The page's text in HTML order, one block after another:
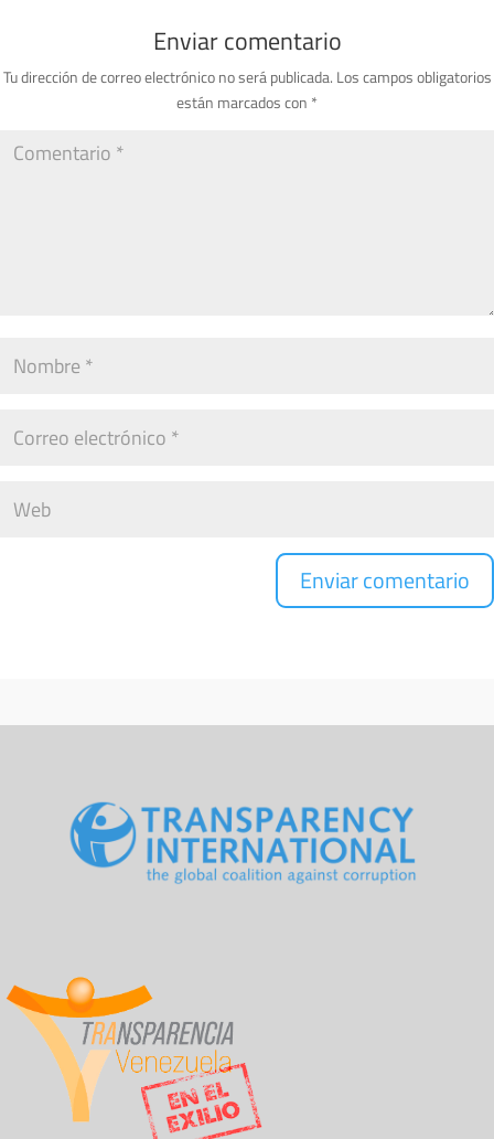
Enviar comentario
Tu dirección de correo electrónico no será publicada. Los campos obligatorios
están marcados con *